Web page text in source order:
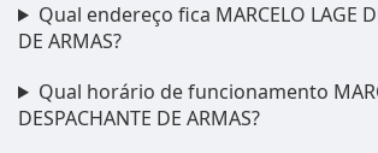
Qual endereço fica MARCELO LAGE
DE ARMAS?
Qual horário de funcionamento
DESPACHANTE DE ARMAS?